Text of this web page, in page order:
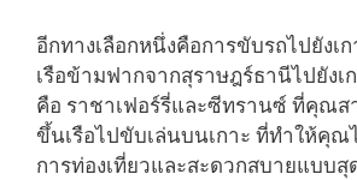
อีกทางเลือกหนึ่งคือการขับรถไปยังเ
เรือข้ามฟากจากสุราษฎร์ธานีไปยังเ
คือ ราชาเฟอร์รี่และซีทรานซ์ ที่คุณ
ขึ้นเรือไปขับเล่นบนเกาะ ที่ทำให้คุณ
การท่องเที่ยวและสะดวกสบายแบบสุ